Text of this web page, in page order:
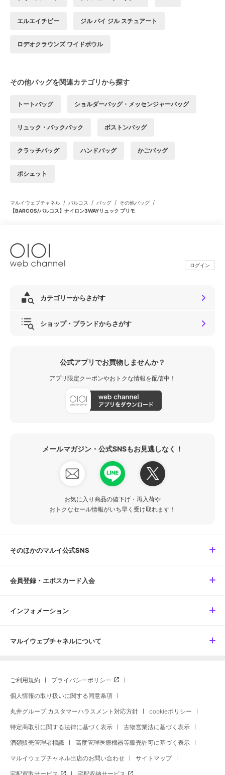
エルエイチピー ジル バイ ジル スチュアート
ロデオクラウンズ ワイドボウル
その他バッグを関連カテゴリから探す
トートバッグ ショルダーバッグ・メッセンジャーバッグ
リュック・バックパック ボストンバッグ
クラッチバッグ ハンドバッグ かごバッグ
ポシェット
マルイウェブチャネル / バルコス / バッグ / その他バッグ /
【BARCOS/バルコス】ナイロン3WAYリュック プリモ
ログイン
カテゴリーからさがす
ショップ・ブランドからさがす
公式アプリでお買物しませんか？
アプリ限定クーポンやおトクな情報を配信中！
メールマガジン・公式SNSもお見逃しなく！
お気に入り商品の値下げ・再入荷や
おトクなセール情報がいち早く受け取れます！
そのほかのマルイ公式SNS
会員登録・エポスカード入会
インフォメーション
マルイウェブチャネルについて
ご利用規約 プライバシーポリシー
個人情報の取り扱いに関する同意条項
丸井グループ カスタマーハラスメント対応方針 cookieポリシー
特定商取引に関する法律に基づく表示 古物営業法に基づく表示
酒類販売管理者標識 高度管理医療機器等販売許可に基づく表示
マルイウェブチャネル出店のお問い合わせ サイトマップ